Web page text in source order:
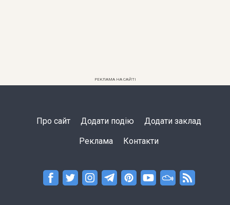
РЕКЛАМА НА САЙТІ
Про сайт Додати подію Додати заклад
Реклама Контакти